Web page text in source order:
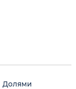
Долями